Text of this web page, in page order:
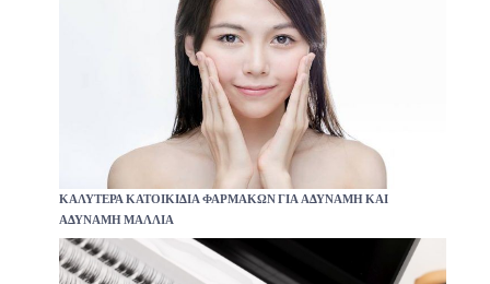
ΚΑΛΎΤΕΡΑ ΚΑΤΟΙΚΙΔΙΑ ΦΑΡΜΆΚΩΝ ΓΙΑ ΑΔΎΝΑΜΗ ΚΑΙ
ΑΔΎΝΑΜΗ ΜΑΛΛΙΆ